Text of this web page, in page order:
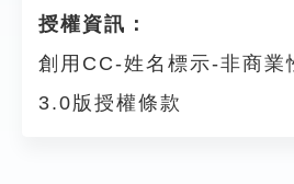
授權資訊：
創用CC-姓名標示-非商業
3.0版授權條款